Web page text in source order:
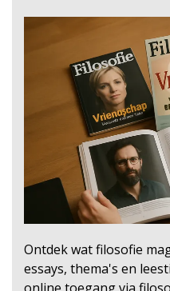
Ontdek wat filosofie
essays, thema's en